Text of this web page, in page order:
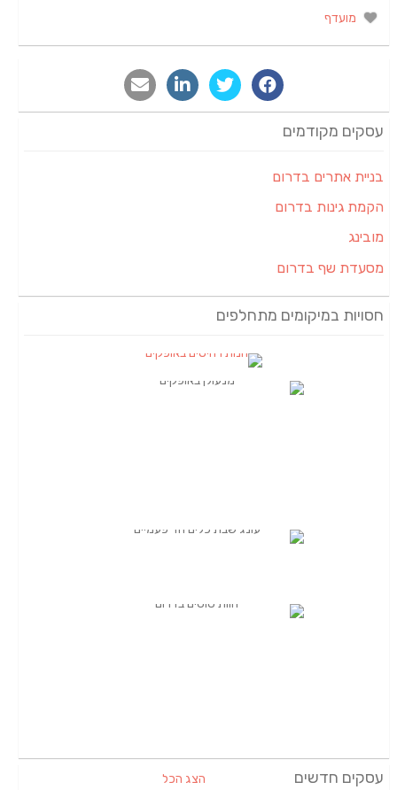
מועדף
עסקים מקודמים
בניית אתרים בדרום
הקמת גינות בדרום
מובינג
מסעדת שף בדרום
חסויות במיקומים מתחלפים
עסקים חדשים הצג הכל